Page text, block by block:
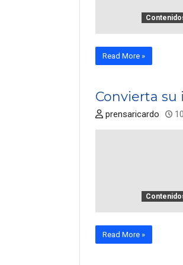
Read More »
Convierta
prensaricardo
Read More »